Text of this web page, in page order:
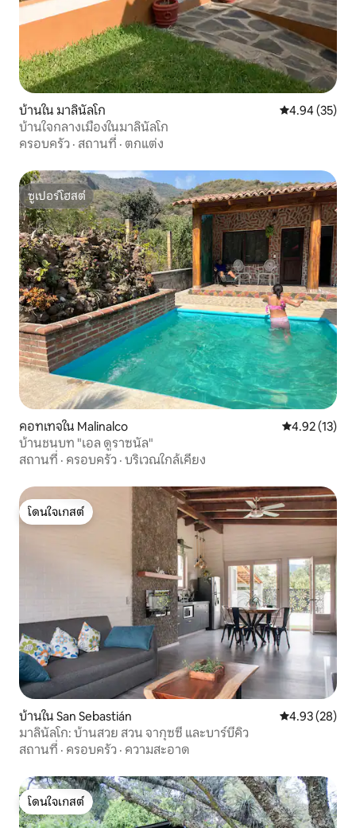
บ้านใน มาลินัลโก คะแนนเฉลี่ย
4.94 (35)
บ้านใจกลางเมืองในมาลินัลโก
ครอบครัว · สถานที่ · ตกแต่ง
ซูเปอร์โฮสต์
ซูเปอร์โฮสต์
คอทเทจใน Malinalco คะแนนเฉลี่ย
4.92 (13)
บ้านชนบท "เอล ดูราซนัล"
สถานที่ · ครอบครัว · บริเวณใกล้เคียง
โดนใจเกสต์
โดนใจเกสต์
บ้านใน San Sebastián คะแนนเฉลี่ย
4.93 (28)
มาลินัลโก: บ้านสวย สวน จากุซซี่ และบาร์บีคิว
สถานที่ · ครอบครัว · ความสะอาด
โดนใจเกสต์
โดนใจเกสต์